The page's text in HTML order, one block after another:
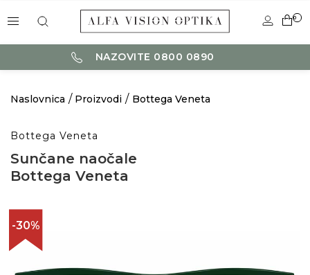
0
NAZOVITE 0800 0890
Naslovnica Proizvodi Bottega Veneta
Bottega Veneta
Sunčane naočale
Bottega Veneta
-30%